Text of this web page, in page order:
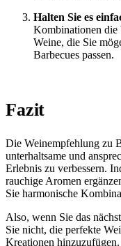
Halten Sie es
Kombinationen die
Weine, die Sie
Barbecues passen.
Fazit
Die Weinempfehlung zu
unterhaltsame und
Erlebnis zu verbessern.
rauchige Aromen
Sie harmonische
Also, wenn Sie das
Sie nicht, die perfekte
Kreationen